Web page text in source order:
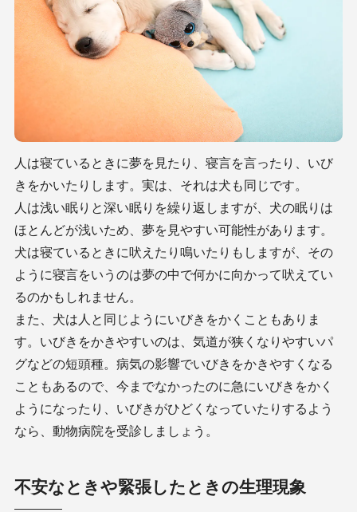
人は寝ているときに夢を見たり、寝言を言ったり、いび
きをかいたりします。実は、それは犬も同じです。
人は浅い眠りと深い眠りを繰り返しますが、犬の眠りは
ほとんどが浅いため、夢を見やすい可能性があります。
犬は寝ているときに吠えたり鳴いたりもしますが、その
ように寝言をいうのは夢の中で何かに向かって吠えてい
るのかもしれません。
また、犬は人と同じようにいびきをかくこともありま
す。いびきをかきやすいのは、気道が狭くなりやすいパ
グなどの短頭種。病気の影響でいびきをかきやすくなる
こともあるので、今までなかったのに急にいびきをかく
ようになったり、いびきがひどくなっていたりするよう
なら、動物病院を受診しましょう。
不安なときや緊張したときの生理現象